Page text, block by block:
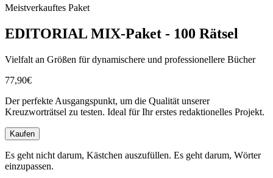
Meistverkauftes Paket
EDITORIAL MIX-Paket - 100 Rätsel
Vielfalt an Größen für dynamischere und professionellere Bücher
77,90€
Der perfekte Ausgangspunkt, um die Qualität unserer
Kreuzworträtsel zu testen. Ideal für Ihr erstes redaktionelles Projekt.
Kaufen
Es geht nicht darum, Kästchen auszufüllen. Es geht darum, Wörter
einzupassen.